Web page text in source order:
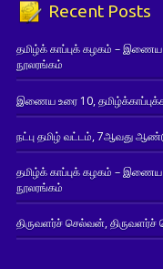
Recent Posts
தமிழ்க் காப்புக் கழகம் –
நூலரங்கம்
இணைய உரை 10,
நட்பு தமிழ் வட்டம், 7ஆவது
தமிழ்க் காப்புக் கழகம் –
நூலரங்கம்
திருவளர்ச் செல்வன், திருவளர்ச்